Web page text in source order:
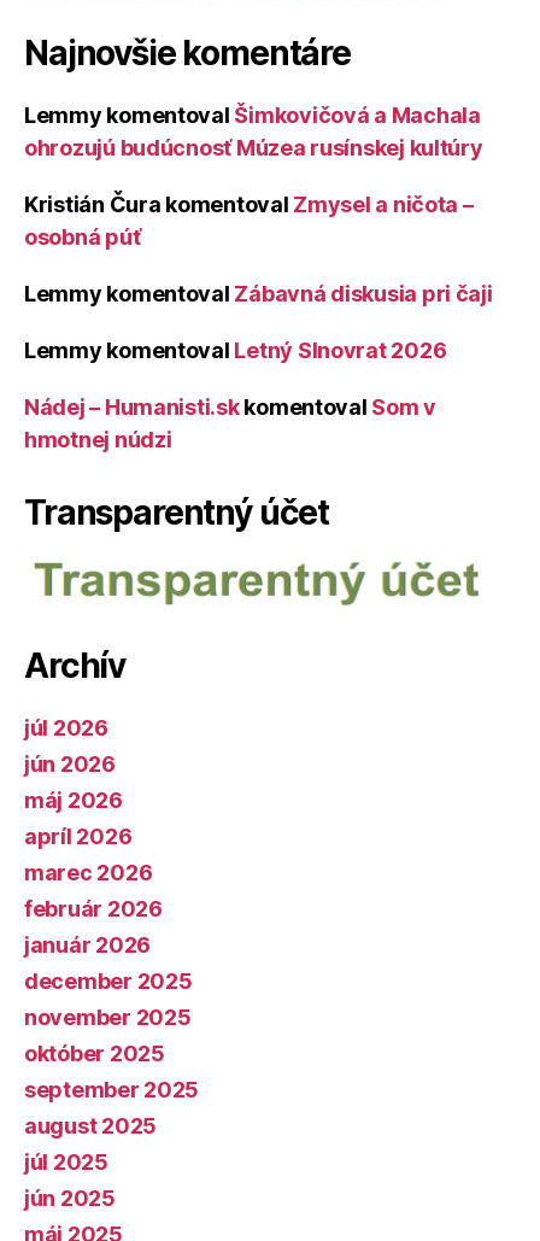
Najnovšie komentáre
Lemmy komentoval Šimkovičová a Machala
ohrozujú budúcnosť Múzea rusínskej kultúry
Kristián Čura komentoval Zmysel a ničota –
osobná púť
Lemmy komentoval Zábavná diskusia pri čaji
Lemmy komentoval Letný Slnovrat 2026
Nádej – Humanisti.skkomentoval Som v
hmotnej núdzi
Transparentný účet
Archív
júl 2026
jún 2026
máj 2026
apríl 2026
marec 2026
február 2026
január 2026
december 2025
november 2025
október 2025
september 2025
august 2025
júl 2025
jún 2025
máj 2025